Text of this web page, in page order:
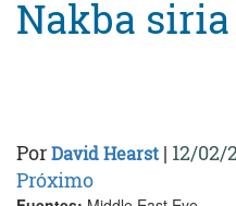
Nakba siria
PorDavid Hearst | 12/02/
Próximo